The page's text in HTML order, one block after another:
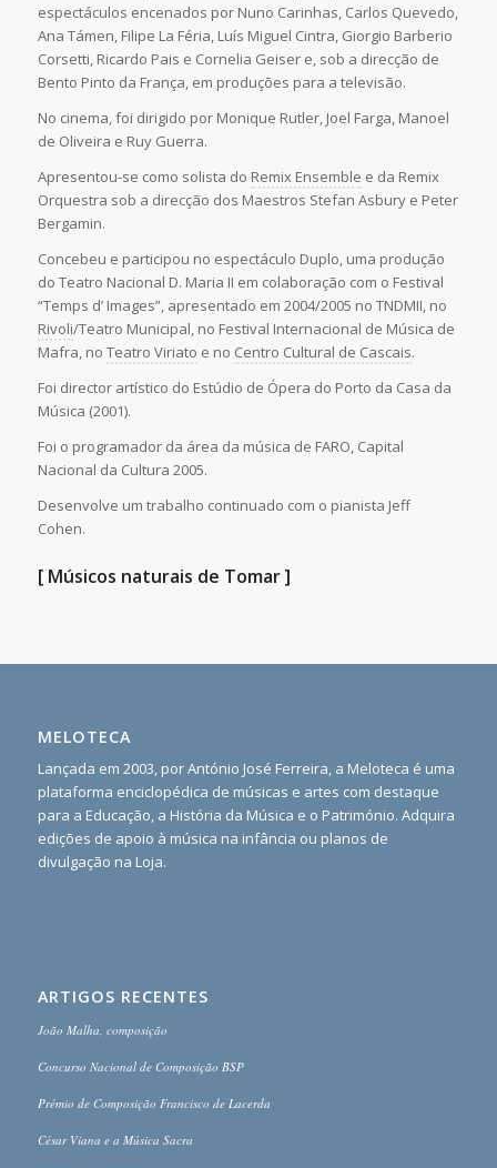
espectáculos encenados por Nuno Carinhas, Carlos Quevedo,
Ana Támen, Filipe La Féria, Luís Miguel Cintra, Giorgio Barberio
Corsetti, Ricardo Pais e Cornelia Geiser e, sob a direcção de
Bento Pinto da França, em produções para a televisão.
No cinema, foi dirigido por Monique Rutler, Joel Farga, Manoel
de Oliveira e Ruy Guerra.
Apresentou-se como solista do Remix Ensemble e da Remix
Orquestra sob a direcção dos Maestros Stefan Asbury e Peter
Bergamin.
Concebeu e participou no espectáculo Duplo, uma produção
do Teatro Nacional D. Maria II em colaboração com o Festival
“Temps d’ Images”, apresentado em 2004/2005 no TNDMII, no
Rivoli/Teatro Municipal, no Festival Internacional de Música de
Mafra, no Teatro Viriato e no Centro Cultural de Cascais.
Foi director artístico do Estúdio de Ópera do Porto da Casa da
Música (2001).
Foi o programador da área da música de FARO, Capital
Nacional da Cultura 2005.
Desenvolve um trabalho continuado com o pianista Jeff
Cohen.
[ Músicos naturais de Tomar ]
MELOTECA
Lançada em 2003, por António José Ferreira, a Meloteca é uma
plataforma enciclopédica de músicas e artes com destaque
para a Educação, a História da Música e o Património. Adquira
edições de apoio à música na infância ou planos de
divulgação na Loja.
ARTIGOS RECENTES
João Malha, composição
Concurso Nacional de Composição BSP
Prémio de Composição Francisco de Lacerda
César Viana e a Música Sacra